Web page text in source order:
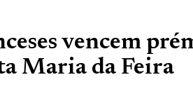
vencem
Maria da Feira